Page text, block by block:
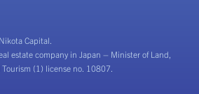
Capital.
estate company in Japan – Minister of Land,
(1) license no. 10807.